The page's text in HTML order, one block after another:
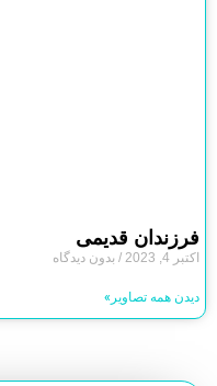
فرزندان قدیمی
اکتبر 4, 2023 بدون دیدگاه
دیدن همه تصاویر»